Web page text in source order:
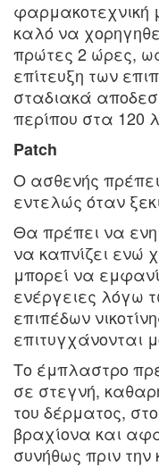
φαρμακοτεχνική
καλό να
πρώτες 2 ώρες,
επίτευξη των
σταδιακά
περίπου στα 120
Patch
Ο ασθενής
εντελώς όταν
Θα πρέπει να
να καπνίζει ενώ
μπορεί να
ενέργειες λόγω
επιπέδων
επιτυγχάνονται
Το έμπλαστρο
σε στεγνή,
του δέρματος,
βραχίονα και
συνήθως πριν την